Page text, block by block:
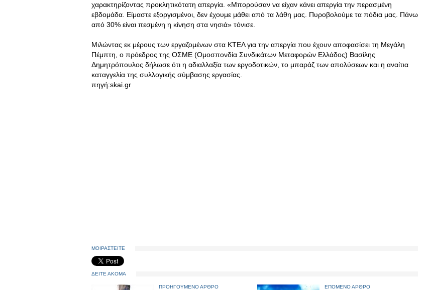
χαρακτηρίζοντας προκλητικότατη απεργία. «Μπορούσαν να είχαν κάνει απεργία την περασμένη
εβδομάδα. Είμαστε εξοργισμένοι, δεν έχουμε μάθει από τα λάθη μας. Πυροβολούμε τα πόδια μας. Πάνω
από 30% είναι πεσμένη η κίνηση στα νησιά» τόνισε.
Μιλώντας εκ μέρους των εργαζομένων στα ΚΤΕΛ για την απεργία που έχουν αποφασίσει τη Μεγάλη
Πέμπτη, ο πρόεδρος της ΟΣΜΕ (Ομοσπονδία Συνδικάτων Μεταφορών Ελλάδος) Βασίλης
Δημητρόπουλος δήλωσε ότι η αδιαλλαξία των εργοδοτικών, το μπαράζ των απολύσεων και η αναίτια
καταγγελία της συλλογικής σύμβασης εργασίας.
πηγή:skai.gr
ΜΟΙΡΑΣΤΕΙΤΕ
ΔΕΙΤΕ ΑΚΟΜΑ
ΠΡΟΗΓΟΥΜΕΝΟ ΑΡΘΡΟ ΕΠΟΜΕΝΟ ΑΡΘΡΟ